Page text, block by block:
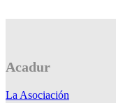
Acadur
La Asociación